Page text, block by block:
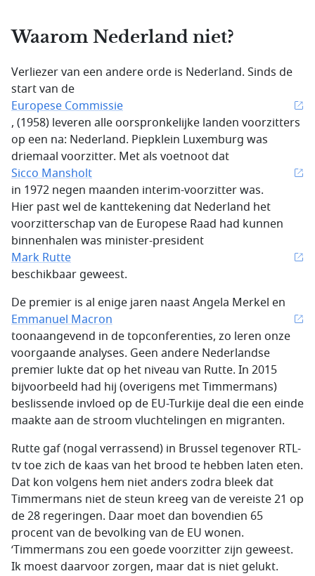
Waarom Nederland niet?
Verliezer van een andere orde is Nederland. Sinds de
start van de
Europese Commissie
, (1958) leveren alle oorspronkelijke landen voorzitters
op een na: Nederland. Piepklein Luxemburg was
driemaal voorzitter. Met als voetnoot dat
Sicco Mansholt
in 1972 negen maanden interim-voorzitter was.
Hier past wel de kanttekening dat Nederland het
voorzitterschap van de Europese Raad had kunnen
binnenhalen was minister-president
Mark Rutte
beschikbaar geweest.
De premier is al enige jaren naast Angela Merkel en
Emmanuel Macron
toonaangevend in de topconferenties, zo leren onze
voorgaande analyses. Geen andere Nederlandse
premier lukte dat op het niveau van Rutte. In 2015
bijvoorbeeld had hij (overigens met Timmermans)
beslissende invloed op de EU-Turkije deal die een einde
maakte aan de stroom vluchtelingen en migranten.
Rutte gaf (nogal verrassend) in Brussel tegenover RTL-
tv toe zich de kaas van het brood te hebben laten eten.
Dat kon volgens hem niet anders zodra bleek dat
Timmermans niet de steun kreeg van de vereiste 21 op
de 28 regeringen. Daar moet dan bovendien 65
procent van de bevolking van de EU wonen.
‘Timmermans zou een goede voorzitter zijn geweest.
Ik moest daarvoor zorgen, maar dat is niet gelukt.